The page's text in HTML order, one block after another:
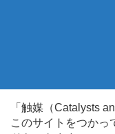
「触媒（Catalysts
このサイトをつかっ